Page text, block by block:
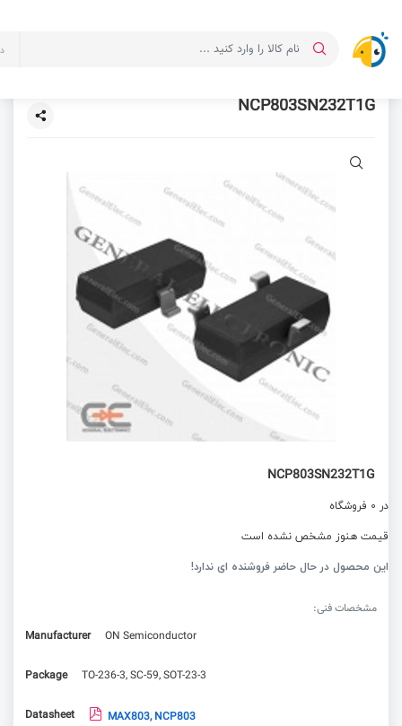
NCP803SN232T1G
NCP803SN232T1G
در 0 فروشگاه
قیمت هنوز مشخص نشده است
این محصول در حال حاضر فروشنده ای ندارد!
مشخصات فنی:
Manufacturer
ON Semiconductor
Package TO-236-3, SC-59, SOT-23-3
Datasheet MAX803, NCP803